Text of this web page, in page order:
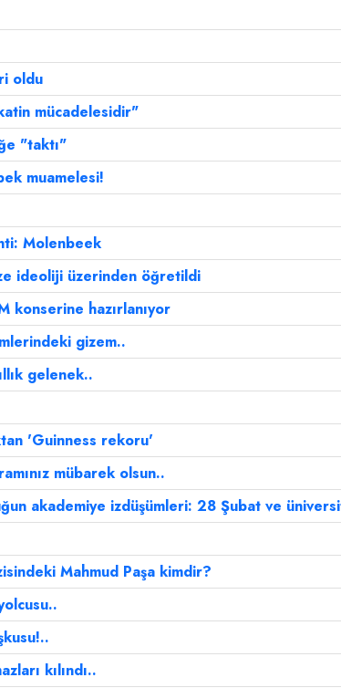
oldu
mücadelesidir"
"taktı"
muamelesi!
Molenbeek
ideoliji üzerinden öğretildi
konserine hazırlanıyor
gizem..
gelenek..
'Guinness rekoru'
mübarek olsun..
akademiye izdüşümleri: 28 Şubat ve
Mahmud Paşa kimdir?
kılındı..